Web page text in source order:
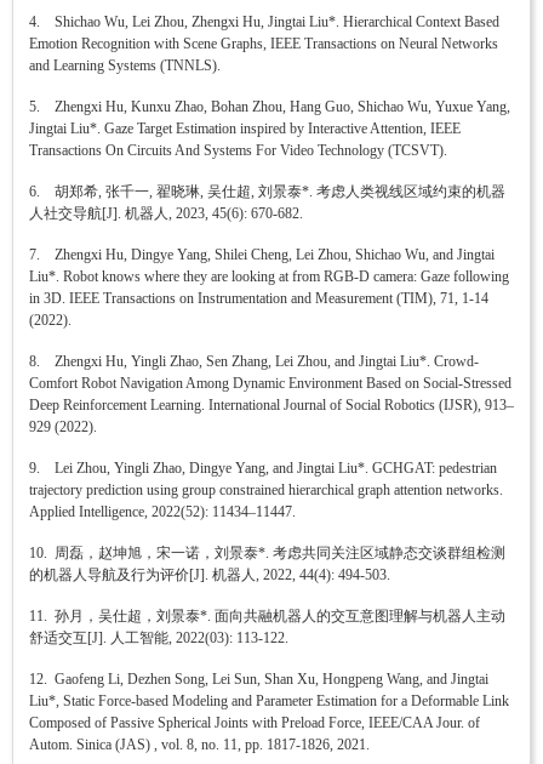
4. Shichao Wu, Lei Zhou, Zhengxi Hu, Jingtai Liu*. Hierarchical Context Based
Emotion Recognition with Scene Graphs, IEEE Transactions on Neural Networks
and Learning Systems (TNNLS).
5. Zhengxi Hu, Kunxu Zhao, Bohan Zhou, Hang Guo, Shichao Wu, Yuxue Yang,
Jingtai Liu*. Gaze Target Estimation inspired by Interactive Attention, IEEE
Transactions On Circuits And Systems For Video Technology (TCSVT).
6. 胡郑希, 张千一, 翟晓琳, 吴仕超, 刘景泰*. 考虑人类视线区域约束的机器
人社交导航[J]. 机器人, 2023, 45(6): 670-682.
7. Zhengxi Hu, Dingye Yang, Shilei Cheng, Lei Zhou, Shichao Wu, and Jingtai
Liu*. Robot knows where they are looking at from RGB-D camera: Gaze following
in 3D. IEEE Transactions on Instrumentation and Measurement (TIM), 71, 1-14
(2022).
8. Zhengxi Hu, Yingli Zhao, Sen Zhang, Lei Zhou, and Jingtai Liu*. Crowd-
Comfort Robot Navigation Among Dynamic Environment Based on Social-Stressed
Deep Reinforcement Learning. International Journal of Social Robotics (IJSR), 913–
929 (2022).
9. Lei Zhou, Yingli Zhao, Dingye Yang, and Jingtai Liu*. GCHGAT: pedestrian
trajectory prediction using group constrained hierarchical graph attention networks.
Applied Intelligence, 2022(52): 11434–11447.
10. 周磊，赵坤旭，宋一诺，刘景泰*. 考虑共同关注区域静态交谈群组检测
的机器人导航及行为评价[J]. 机器人, 2022, 44(4): 494-503.
11. 孙月，吴仕超，刘景泰*. 面向共融机器人的交互意图理解与机器人主动
舒适交互[J]. 人工智能, 2022(03): 113-122.
12. Gaofeng Li, Dezhen Song, Lei Sun, Shan Xu, Hongpeng Wang, and Jingtai
Liu*, Static Force-based Modeling and Parameter Estimation for a Deformable Link
Composed of Passive Spherical Joints with Preload Force, IEEE/CAA Jour. of
Autom. Sinica (JAS) , vol. 8, no. 11, pp. 1817-1826, 2021.